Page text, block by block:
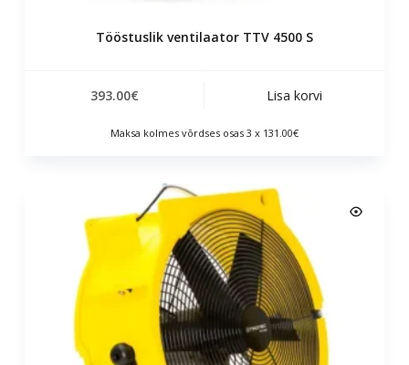
Tööstuslik ventilaator TTV 4500 S
393.00€ Lisa korvi
Maksa kolmes võrdses osas 3 x 131.00€